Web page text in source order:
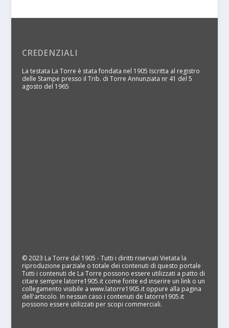
CREDENZIALI
La testata La Torre è stata fondata nel 1905 Iscritta al registro
delle Stampe presso il Trib. di Torre Annunziata nr 41 del 5
agosto del 1965
© 2023 La Torre dal 1905 - Tutti i diritti riservati Vietata la
riproduzione parziale o totale dei contenuti di questo portale
Tutti i contenuti de La Torre possono essere utilizzati a patto di
citare sempre latorre1905.it come fonte ed inserire un link o un
collegamento visibile a www.latorre1905.it oppure alla pagina
dell'articolo. In nessun caso i contenuti de latorre1905.it
possono essere utilizzati per scopi commerciali.